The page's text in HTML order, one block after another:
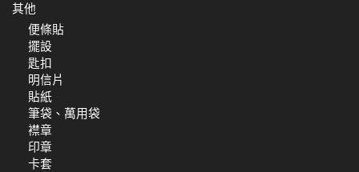
其他
便條貼
擺設
匙扣
明信片
貼紙
筆袋、萬用袋
襟章
印章
卡套